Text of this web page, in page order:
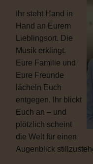
Ihr steht Hand in
Hand an Eurem
Lieblingsort. Die
Musik erklingt.
Eure Familie und
Eure Freunde
lächeln Euch
entgegen. Ihr blickt
Euch an – und
plötzlich scheint
die Welt für einen
Augenblick